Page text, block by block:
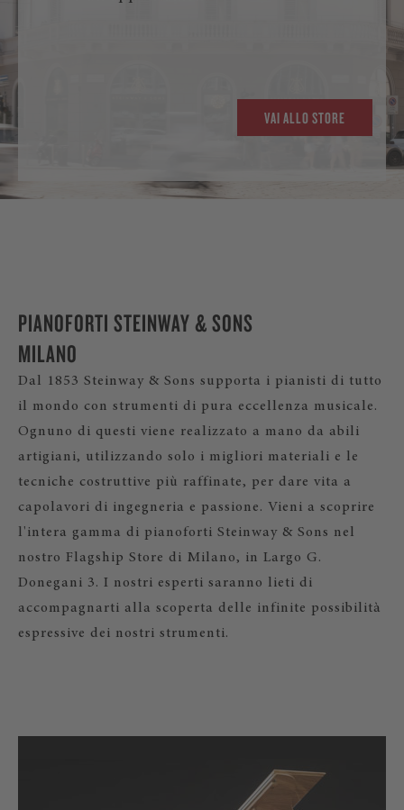
VAI ALLO STORE
PIANOFORTI STEINWAY & SONS
MILANO
Dal 1853 Steinway & Sons supporta i pianisti di tutto
il mondo con strumenti di pura eccellenza musicale.
Ognuno di questi viene realizzato a mano da abili
artigiani, utilizzando solo i migliori materiali e le
tecniche costruttive più raffinate, per dare vita a
capolavori di ingegneria e passione. Vieni a scoprire
l'intera gamma di pianoforti Steinway & Sons nel
nostro Flagship Store di Milano, in Largo G.
Donegani 3. I nostri esperti saranno lieti di
accompagnarti alla scoperta delle infinite possibilità
espressive dei nostri strumenti.